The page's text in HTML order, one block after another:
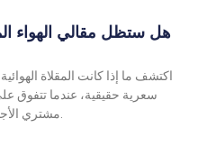
هل ستظل مقالي الهواء
سعرية حقيقية، عندما تتفوق